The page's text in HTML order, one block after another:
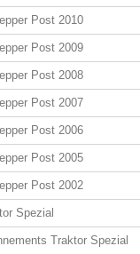
Post 2010
Post 2009
Post 2008
Post 2007
Post 2006
Post 2005
Post 2002
Spezial
Traktor Spezial